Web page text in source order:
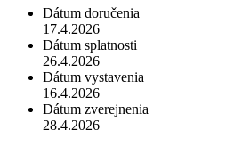
Dátum doručenia
17.4.2026
Dátum splatnosti
26.4.2026
Dátum vystavenia
16.4.2026
Dátum zverejnenia
28.4.2026